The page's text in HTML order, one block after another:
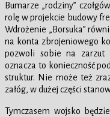
Bumarze „rodziny”
rolę w projekcie budowy
Wdrożenie „Borsuka”
na konta zbrojeniowego
pozwoli sobie na zarzut
oznacza to konieczność
struktur. Nie może też
załóg, w dużej części
Tymczasem wojsko